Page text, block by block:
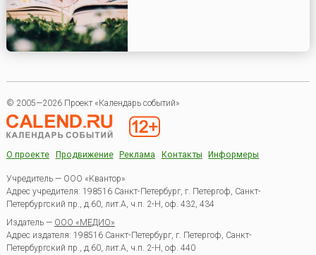
© 2005—2026 Проект «Календарь событий»
О проекте Продвижение Реклама Контакты Информеры
Учредитель — ООО «Квантор»
Адрес учредителя: 198516 Санкт-Петербург, г. Петергоф, Санкт-
Петербургский пр., д.60, лит.А, ч.п. 2-Н, оф. 432, 434
Издатель — ООО «МЕДИО»
Адрес издателя: 198516 Санкт-Петербург, г. Петергоф, Санкт-
Петербургский пр., д.60, лит.А, ч.п. 2-Н, оф. 440